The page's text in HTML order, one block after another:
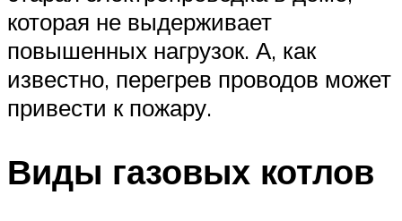
которая не выдерживает
повышенных нагрузок. А, как
известно, перегрев проводов может
привести к пожару.
Виды газовых котлов